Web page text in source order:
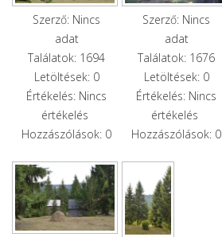
Szerző: Nincs
adat
Találatok: 1694
Letöltések: 0
Értékelés: Nincs
értékelés
Hozzászólások: 0
Szerző: Nincs
adat
Találatok: 1676
Letöltések: 0
Értékelés: Nincs
értékelés
Hozzászólások: 0